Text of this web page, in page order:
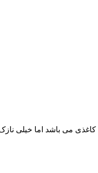
کاغذی می باشد اما خیلی